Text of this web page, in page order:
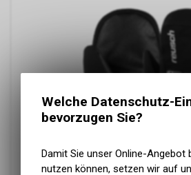
Welche Datenschutz-
bevorzugen Sie?
Damit Sie unser Online-Angebot
nutzen können, setzen wir auf